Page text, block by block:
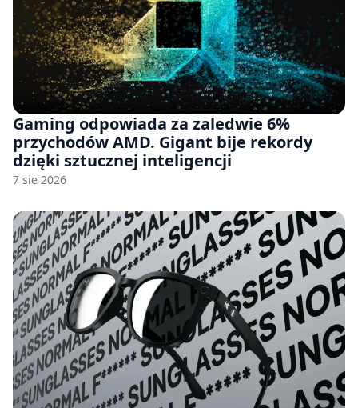
Gaming odpowiada za zaledwie 6%
przychodów AMD. Gigant bije rekordy
dzięki sztucznej inteligencji
7 sie 2026